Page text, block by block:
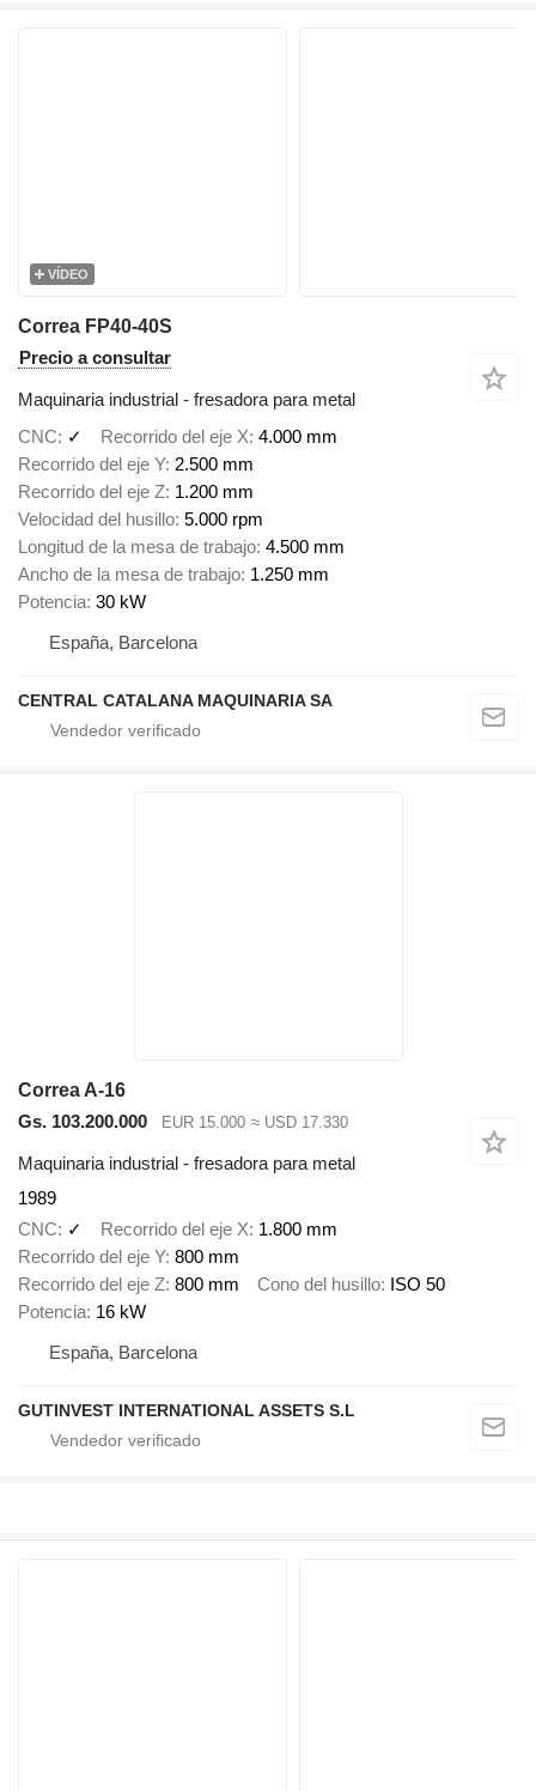
VÍDEO
Correa FP40-40S
Precio a consultar
Maquinaria industrial - fresadora para metal
CNC
✓ Recorrido del eje X 4.000 mm
Recorrido del eje Y 2.500 mm
Recorrido del eje Z 1.200 mm
Velocidad del husillo 5.000 rpm
Longitud de la mesa de trabajo 4.500 mm
Ancho de la mesa de trabajo 1.250 mm
Potencia 30 kW
España, Barcelona
CENTRAL CATALANA MAQUINARIA SA
Correa A-16
Gs. 103.200.000
EUR 15.000 ≈ USD 17.330
Maquinaria industrial - fresadora para metal
1989
CNC
✓ Recorrido del eje X 1.800 mm
Recorrido del eje Y 800 mm
Recorrido del eje Z 800 mm Cono del husillo ISO 50
Potencia 16 kW
España, Barcelona
GUTINVEST INTERNATIONAL ASSETS S.L